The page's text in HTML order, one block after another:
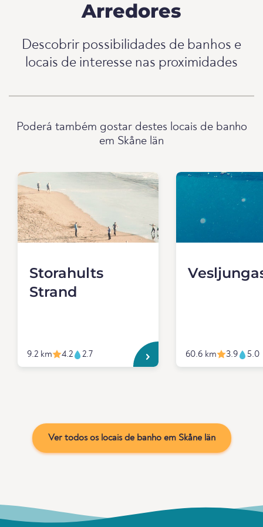
Arredores
Descobrir possibilidades de banhos e
locais de interesse nas proximidades
Poderá também gostar destes locais de banho
em Skåne län
Storahults
Strand
9.2 km 4.2 2.7 60.6 km 3.9 5.0
Ver todos os locais de banho em Skåne län